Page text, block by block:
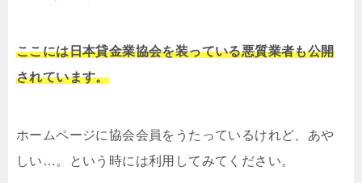
ここには日本貸金業協会を装っている悪質業者も公開
されています。
ホームページに協会会員をうたっているけれど、あや
しい…。という時には利用してみてください。